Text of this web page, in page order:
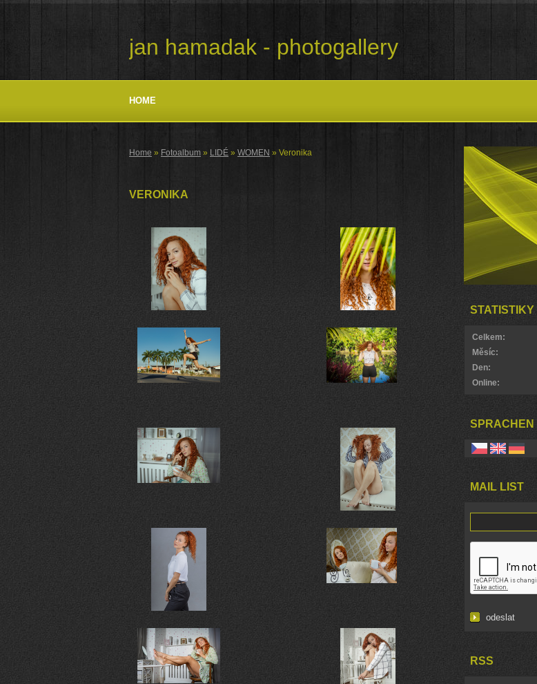
jan hamadak - photogallery
HOME
Home » Fotoalbum » LIDÉ » WOMEN » Veronika
VERONIKA
STATISTIKY
Online:
Celkem:
Měsíc:
Den:
SPRACHEN
MAIL LIST
RSS